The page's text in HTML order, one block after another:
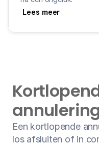
Lees meer
Een kortlopende
los afsluiten of in